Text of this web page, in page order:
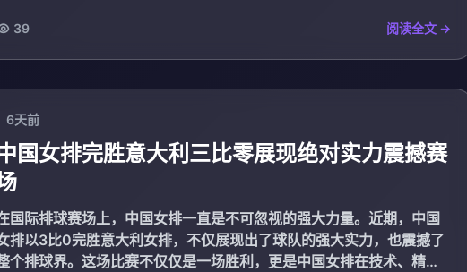
39 阅读全文 →
6天前
国女排完胜意大利三比零展现绝对实力震撼赛
国际排球赛场上，中国女排一直是不可忽视的强大力量。近期，中国
排以3比0完胜意大利女排，不仅展现出了球队的强大实力，也震撼了
个排球界。这场比赛不仅仅是一场胜利，更是中国女排在技术、精